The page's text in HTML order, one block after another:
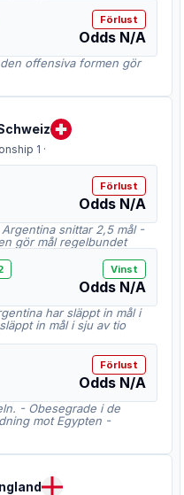
Förlust
Odds N/A
offensiva formen gör
1 ·
Förlust
Odds N/A
snittar 2,5 mål -
gör mål regelbundet
Vinst
Odds N/A
har släppt in mål i
in mål i sju av tio
Förlust
Odds N/A
- Obesegrade i de
mot Egypten -